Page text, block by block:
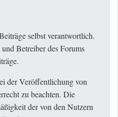
selbst verantwortlich.
Betreiber des Forums
der Veröffentlichung von
zu beachten. Die
der von den Nutzern